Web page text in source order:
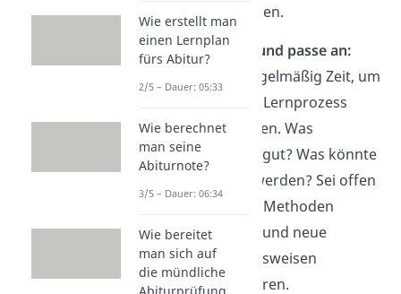
auszutauschen.
Reflektiere und passe an:
Nimm dir regelmäßig Zeit, um
über deinen Lernprozess
nachzudenken. Was
funktioniert gut? Was könnte
verbessert werden? Sei offen
dafür, deine Methoden
anzupassen und neue
Herangehensweisen
auszuprobieren.
Wie erstellt man
einen Lernplan
fürs Abitur?
2/5 – Dauer: 05:33
Wie berechnet
man seine
Abiturnote?
3/5 – Dauer: 06:34
Wie bereitet
man sich auf
die mündliche